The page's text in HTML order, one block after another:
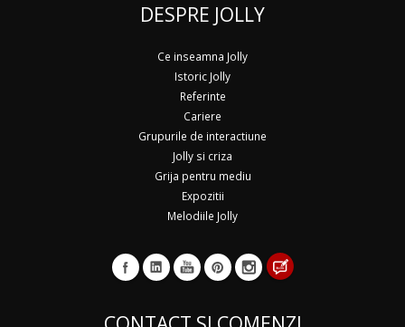
DESPRE JOLLY
Ce inseamna Jolly
Istoric Jolly
Referinte
Cariere
Grupurile de interactiune
Jolly si criza
Grija pentru mediu
Expozitii
Melodiile Jolly